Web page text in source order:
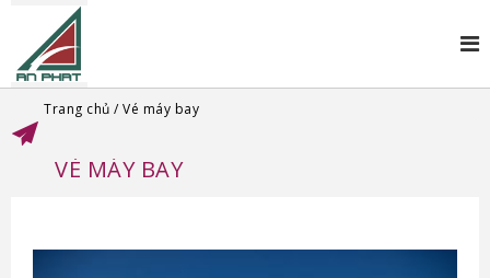
Trang chủ Vé máy bay
VÉ MÁY BAY